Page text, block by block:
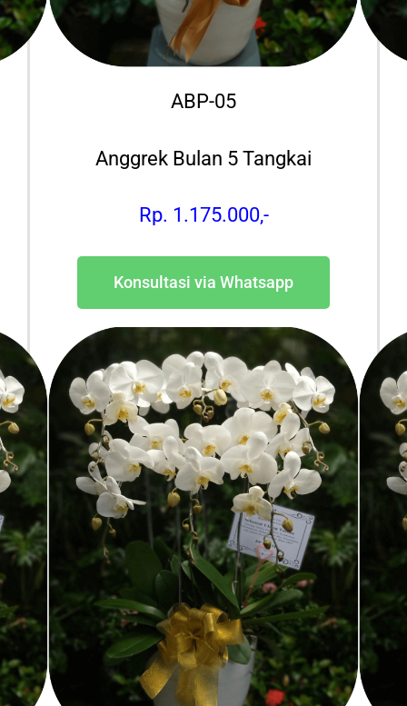
ABP-05
Anggrek Bulan 5 Tangkai
Rp. 1.175.000,-
Konsultasi via Whatsapp